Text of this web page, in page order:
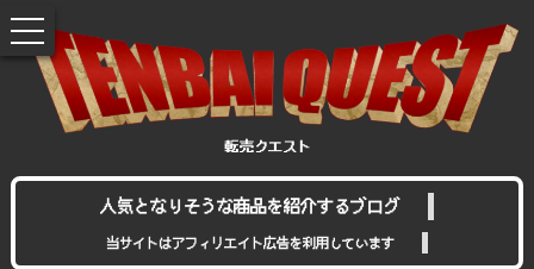
人気となりそうな商品を紹介するブログ
当サイトはアフィリエイト広告を利用しています
toggle
navigation